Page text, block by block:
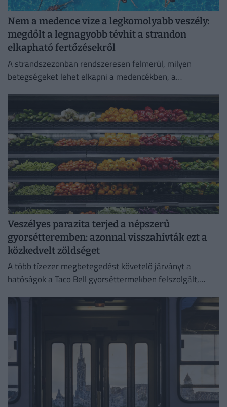
Nem a medence vize a legkomolyabb veszély:
megdőlt a legnagyobb tévhit a strandon
elkapható fertőzésekről
A strandszezonban rendszeresen felmerül, milyen
betegségeket lehet elkapni a medencékben, a
Veszélyes parazita terjed a népszerű
gyorsétteremben: azonnal visszahívták ezt a
közkedvelt zöldséget
A több tízezer megbetegedést követelő járványt a
hatóságok a Taco Bell gyorséttermekben felszolgált,